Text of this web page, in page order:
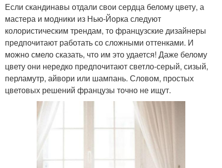
Если скандинавы отдали свои сердца белому цвету, а
мастера и модники из Нью-Йорка следуют
колористическим трендам, то французские дизайнеры
предпочитают работать со сложными оттенками. И
можно смело сказать, что им это удается! Даже белому
цвету они нередко предпочитают светло-серый, сизый,
перламутр, айвори или шампань. Словом, простых
цветовых решений французы точно не ищут.